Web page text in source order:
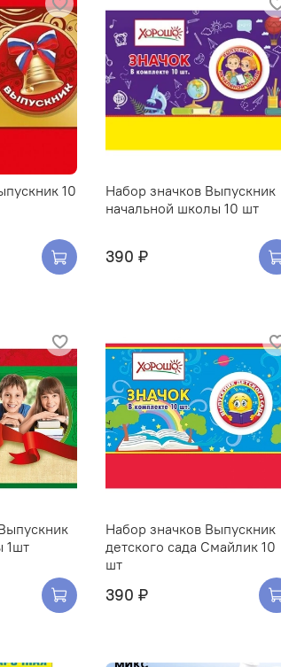
10
Набор значков Выпускник
начальной школы 10 шт
390 ₽
1шт
Набор значков Выпускник
детского сада Смайлик 10
шт
390 ₽